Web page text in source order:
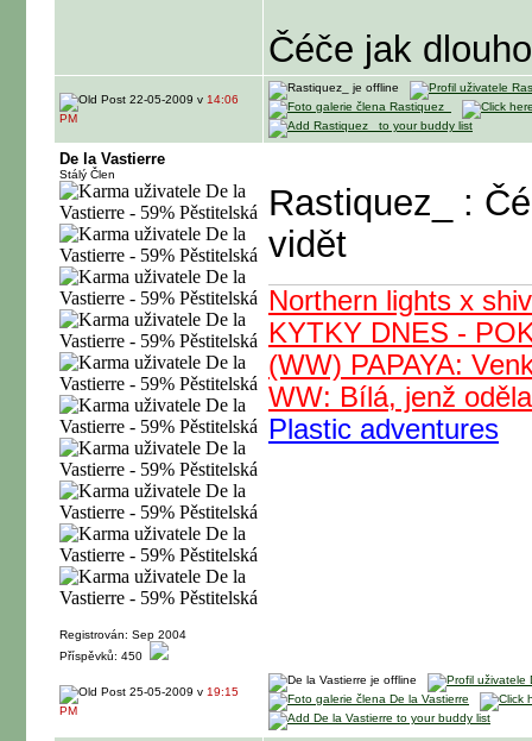
Čéče jak
22-05-2009 v 14:06
PM
De la Vastierre
Stálý Člen
Registrován: Sep 2004
Příspěvků: 450
Rastiquez_ :
vidět
Northern lights x
KYTKY DNES -
(WW) PAPAYA:
WW: Bílá, jenž
Plastic adventures
25-05-2009 v 19:15
PM